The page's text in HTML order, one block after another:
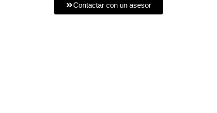
Contactar con un asesor